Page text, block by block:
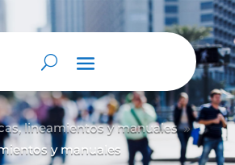
lineamientos y manuales 9
y manuales